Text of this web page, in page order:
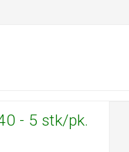
- 5 stk/pk.